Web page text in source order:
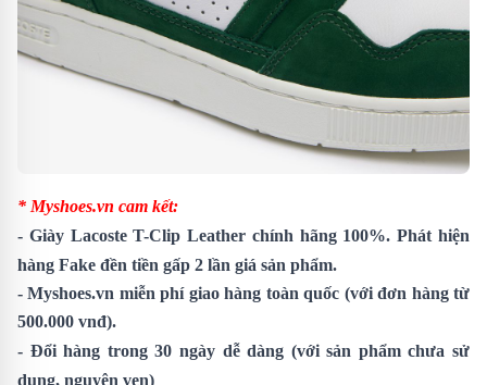
* Myshoes.vn cam kết:
- Giày Lacoste T-Clip Leather chính hãng 100%. Phát hiện
hàng Fake đền tiền gấp 2 lần giá sản phẩm.
- Myshoes.vn miễn phí giao hàng toàn quốc (với đơn hàng từ
500.000 vnđ).
- Đổi hàng trong 30 ngày dễ dàng (với sản phẩm chưa sử
dụng, nguyên vẹn)